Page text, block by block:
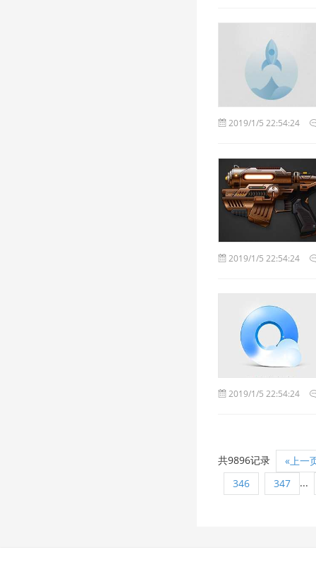
2019/1/5 22:54:24
2019/1/5 22:54:24
2019/1/5 22:54:24
共9896记录
«上一
346
347 ...